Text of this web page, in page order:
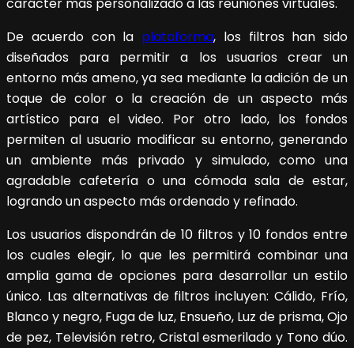
carácter más personalizado a las reuniones virtuales.
De acuerdo con la plataforma, los filtros han sido
diseñados para permitir a los usuarios crear un
entorno más ameno, ya sea mediante la adición de un
toque de color o la creación de un aspecto más
artístico para el video. Por otro lado, los fondos
permiten al usuario modificar su entorno, generando
un ambiente más privado y simulado, como una
agradable cafetería o una cómoda sala de estar,
logrando un aspecto más ordenado y refinado.
Los usuarios dispondrán de 10 filtros y 10 fondos entre
los cuales elegir, lo que les permitirá combinar una
amplia gama de opciones para desarrollar un estilo
único. Las alternativas de filtros incluyen: Cálido, Frío,
Blanco y negro, Fuga de luz, Ensueño, Luz de prisma, Ojo
de pez, Televisión retro, Cristal esmerilado y Tono dúo.